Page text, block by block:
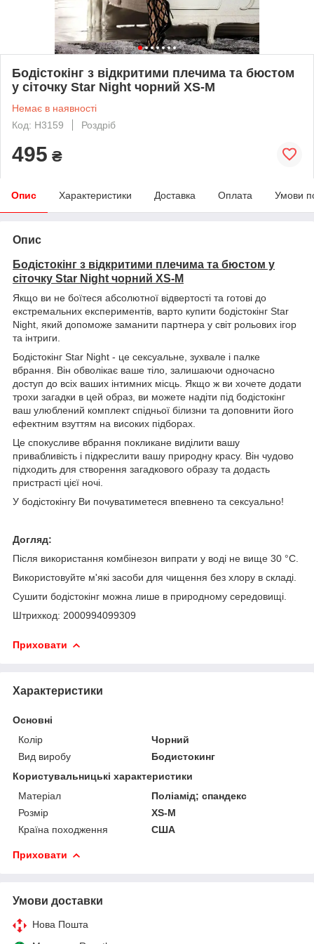
Бодістокінг з відкритими плечима та бюстом
у сіточку Star Night чорний XS-M
Немає в наявності
Код: H3159
Роздріб
495 ₴
Опис Характеристики Доставка Оплата Умови
Опис
Бодістокінг з відкритими плечима та бюстом у
сіточку Star Night чорний XS-M
Якщо ви не боїтеся абсолютної відвертості та готові до
екстремальних експериментів, варто купити бодістокінг Star
Night, який допоможе заманити партнера у світ рольових ігор
та інтриги.
Бодістокінг Star Night - це сексуальне, зухвале і палке
вбрання. Він обволікає ваше тіло, залишаючи одночасно
доступ до всіх ваших інтимних місць. Якщо ж ви хочете додати
трохи загадки в цей образ, ви можете надіти під бодістокінг
ваш улюблений комплект спідньої білизни та доповнити його
ефектним взуттям на високих підборах.
Це спокусливе вбрання покликане виділити вашу
привабливість і підкреслити вашу природну красу. Він чудово
підходить для створення загадкового образу та додасть
пристрасті цієї ночі.
У бодістокінгу Ви почуватиметеся впевнено та сексуально!
Догляд:
Після використання комбінезон випрати у воді не вище 30 °C.
Використовуйте м'які засоби для чищення без хлору в складі.
Сушити бодістокінг можна лише в природному середовищі.
Штрихкод: 2000994099309
Приховати
Характеристики
Основні
Колір
Чорний
Вид виробу
Бодистокинг
Користувальницькі характеристики
Матеріал
Поліамід; спандекс
Розмір
XS-M
Країна походження
США
Приховати
Умови доставки
Нова Пошта